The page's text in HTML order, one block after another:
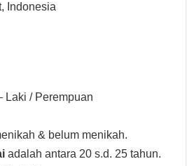
Indonesia
Laki / Perempuan
& belum menikah.
adalah antara 20 s.d. 25 tahun.